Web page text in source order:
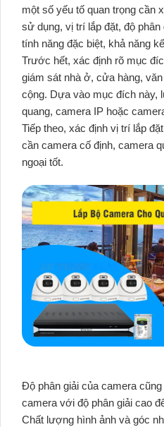
một số yếu tố quan trọng cần
sử dụng, vị trí lắp đặt, độ
tính năng đặc biệt, khả năng
Trước hết, xác định rõ mục
giám sát nhà ở, cửa hàng,
cộng. Dựa vào mục đích này,
quang, camera IP hoặc
Tiếp theo, xác định vị trí lắp
cần camera cố định, camera
ngoại tốt.
Độ phân giải của camera
camera với độ phân giải cao
Chất lượng hình ảnh và góc